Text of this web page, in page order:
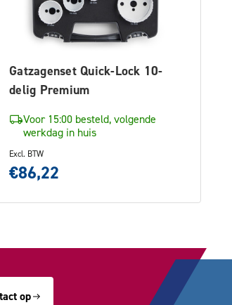
Gatzagenset Quick-Lock 10-
delig Premium
Voor 15:00 besteld, volgende
werkdag in huis
Excl. BTW
€86,22
op